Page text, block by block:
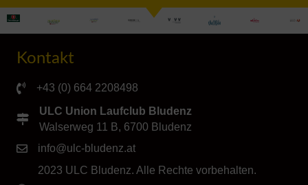
Kontakt
+43 (0) 664 2208498
ULC Union Laufclub Bludenz
Walserweg 11 B, 6700 Bludenz
info@ulc-bludenz.at
2023 ULC Bludenz. Alle Rechte vorbehalten.